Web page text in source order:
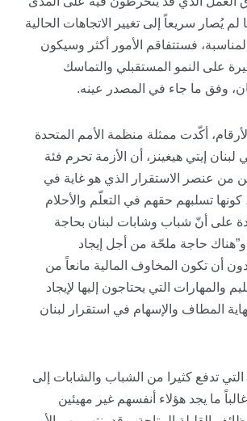
ما لم يُصار سريعاً إلى تغيير الاتجاهات الحالية
فستتفاقم الأمور أكثر وسيكون
على النمو المستقبلي والتماسك
وفق ما جاء في المصدر عينه.
أكّدت ممثلة منظمة الأمم المتحدة
لبنان إيتي هيغينز، أن الأزمة تحرم فئة
من عنصر الاستقرار الذي هو غاية في
كونها تسلبهم حقهم في التعلّم والأحلام
على أنّ شباب وشابات لبنان بحاجة
حاجة ملحّة من أجل إيجاد
أن تكون المخاوف المالية مانعاً من
والمهارات التي يحتاجون إليها لإيجاد
المطاف والإسهام في استقرار لبنان
تدفع كثيرا من الشباب والشابات إلى
ما يجد هؤلاء أنفسهم غير مهيئين